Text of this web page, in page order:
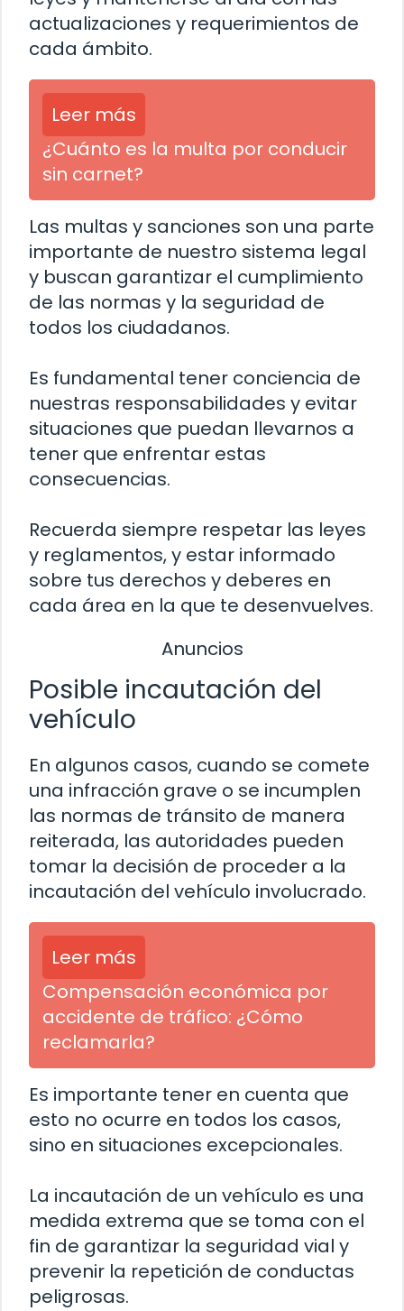
actualizaciones y requerimientos de
cada ámbito.
Leer más
¿Cuánto es la multa por conducir
sin carnet?
Las multas y sanciones son una parte
importante de nuestro sistema legal
y buscan garantizar el cumplimiento
de las normas y la seguridad de
todos los ciudadanos.
Es fundamental tener conciencia de
nuestras responsabilidades y evitar
situaciones que puedan llevarnos a
tener que enfrentar estas
consecuencias.
Recuerda siempre respetar las leyes
y reglamentos, y estar informado
sobre tus derechos y deberes en
cada área en la que te desenvuelves.
Anuncios
Posible incautación del
vehículo
En algunos casos, cuando se comete
una infracción grave o se incumplen
las normas de tránsito de manera
reiterada, las autoridades pueden
tomar la decisión de proceder a la
incautación del vehículo involucrado.
Leer más
Compensación económica por
accidente de tráfico: ¿Cómo
reclamarla?
Es importante tener en cuenta que
esto no ocurre en todos los casos,
sino en situaciones excepcionales.
La incautación de un vehículo es una
medida extrema que se toma con el
fin de garantizar la seguridad vial y
prevenir la repetición de conductas
peligrosas.